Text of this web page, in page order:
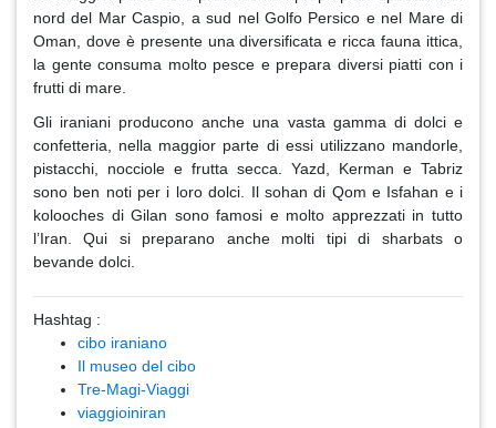
nord del Mar Caspio, a sud nel Golfo Persico e nel Mare di
Oman, dove è presente una diversificata e ricca fauna ittica,
la gente consuma molto pesce e prepara diversi piatti con i
frutti di mare.
Gli iraniani producono anche una vasta gamma di dolci e
confetteria, nella maggior parte di essi utilizzano mandorle,
pistacchi, nocciole e frutta secca. Yazd, Kerman e Tabriz
sono ben noti per i loro dolci. Il sohan di Qom e Isfahan e i
kolooches di Gilan sono famosi e molto apprezzati in tutto
l’Iran. Qui si preparano anche molti tipi di sharbats o
bevande dolci.
Hashtag :
cibo iraniano
Il museo del cibo
Tre-Magi-Viaggi
viaggioiniran